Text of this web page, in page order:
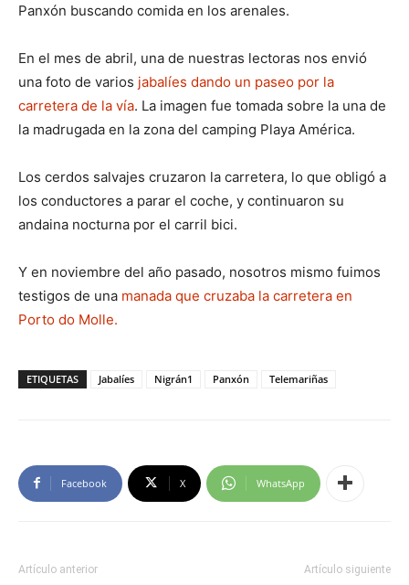
Panxón buscando comida en los arenales.
En el mes de abril, una de nuestras lectoras nos envió
una foto de varios jabalíes dando un paseo por la
carretera de la vía. La imagen fue tomada sobre la una de
la madrugada en la zona del camping Playa América.
Los cerdos salvajes cruzaron la carretera, lo que obligó a
los conductores a parar el coche, y continuaron su
andaina nocturna por el carril bici.
Y en noviembre del año pasado, nosotros mismo fuimos
testigos de una manada que cruzaba la carretera en
Porto do Molle.
ETIQUETAS Jabalíes Nigrán1 Panxón Telemariñas
Facebook X WhatsApp
Artículo anterior Artículo siguiente